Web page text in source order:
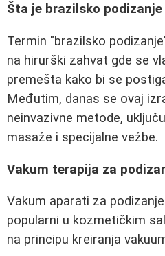
Šta je brazilsko podizanje
Termin "brazilsko
na hirurški zahvat gde se
premešta kako bi se
Međutim, danas se ovaj
neinvazivne metode,
masaže i specijalne vežbe.
Vakum terapija za
Vakum aparati za
popularni u kozmetičkim
na principu kreiranja